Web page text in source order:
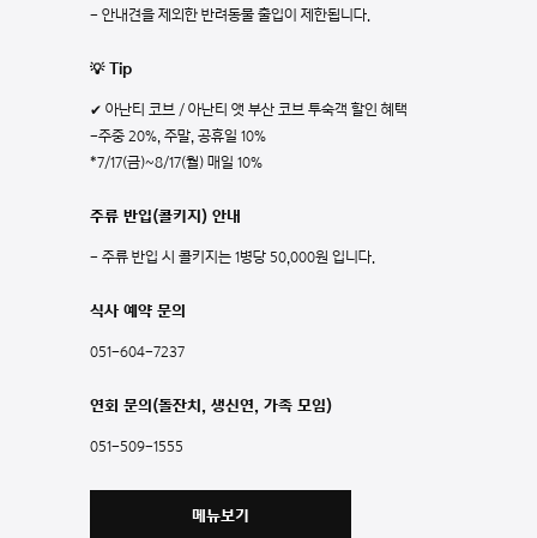
- 안내견을 제외한 반려동물 출입이 제한됩니다.
💡 Tip
✔ 아난티 코브 / 아난티 앳 부산 코브 투숙객 할인 혜택
-주중 20%, 주말, 공휴일 10%
*7/17(금)~8/17(월) 매일 10%
주류 반입(콜키지) 안내
- 주류 반입 시 콜키지는 1병당 50,000원 입니다.
식사 예약 문의
051-604-7237
연회 문의(돌잔치, 생신연, 가족 모임)
051-509-1555
메뉴보기